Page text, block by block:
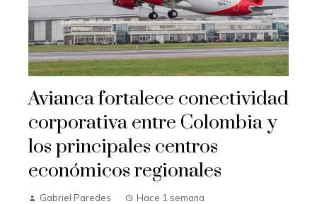
Avianca fortalece conectividad
corporativa entre Colombia y
los principales centros
económicos regionales
Gabriel Paredes Hace 1 semana